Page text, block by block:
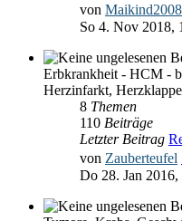
von Maikind2008
So 4. Nov 2018,
Erbkrankheit - HCM -
Herzinfarkt,
8 Themen
110 Beiträge
Letzter Beitrag
von Zauberteufel
Do 28. Jan 2016,